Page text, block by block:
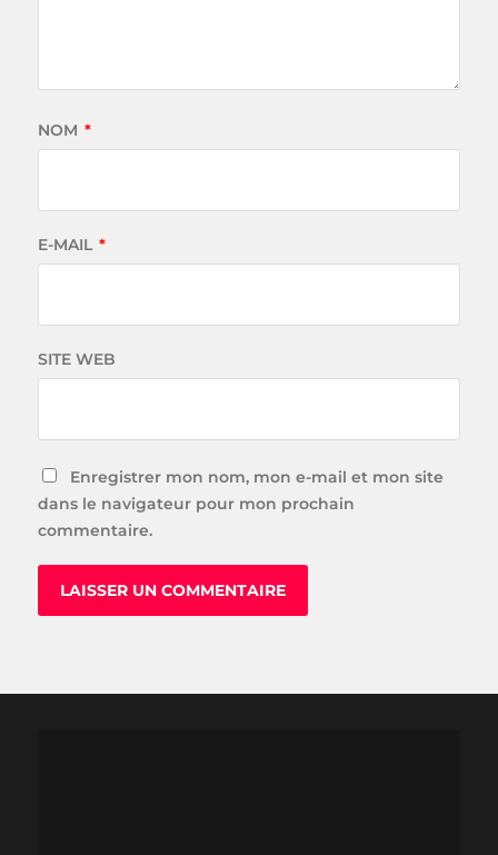
NOM *
E-MAIL *
SITE WEB
Enregistrer mon nom, mon e-mail et mon site
dans le navigateur pour mon prochain
commentaire.